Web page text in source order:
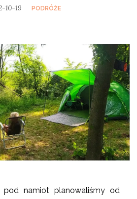
10-19 PODRÓŻE
pod namiot planowaliśmy od